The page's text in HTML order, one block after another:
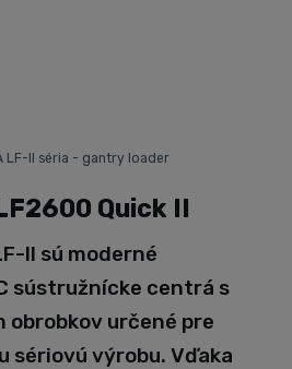
LF-II séria - gantry loader
Quick II
II sú moderné
sústružnícke centrá s
obrobkov určené pre
sériovú výrobu. Vďaka